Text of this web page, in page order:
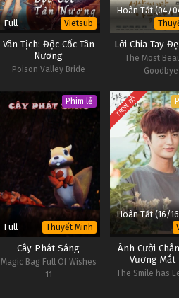
Full Vietsub
Vân Tịch: Độc Cốc Tân
Nương
Poison Valley Bride
Hoàn Tất (04/
Lời Chia Tay
The Most
Goodbye
Phim lẻ
Full Thuyết Minh
Cây Phát Sáng
Magic Bag Full Of Wishes
11
TRỌN BỘ
Hoàn Tất (16/
Ánh Cười
Vương Mắt
The Smile has